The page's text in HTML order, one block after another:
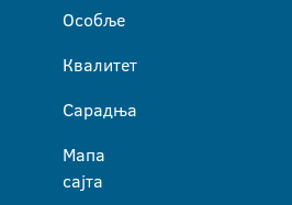
Особље
Квалитет
Сарадња
Мапа
сајта